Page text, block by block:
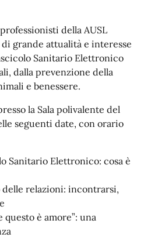
della AUSL
grande attualità e interesse
Sanitario Elettronico
dalla prevenzione della
e benessere.
la Sala polivalente del
seguenti date, con orario
Sanitario Elettronico: cosa è
delle relazioni: incontrarsi,
questo è amore”: una